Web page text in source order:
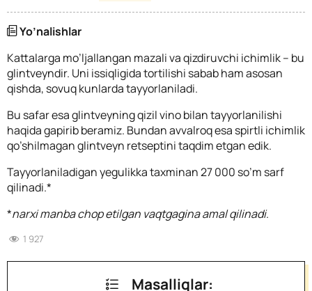
Yo’nalishlar
Kattalarga mo’ljallangan mazali va qizdiruvchi ichimlik – bu
glintveyndir. Uni issiqligida tortilishi sabab ham asosan
qishda, sovuq kunlarda tayyorlaniladi.
Bu safar esa glintveyning qizil vino bilan tayyorlanilishi
haqida gapirib beramiz. Bundan avvalroq esa spirtli ichimlik
qo’shilmagan glintveyn retseptini taqdim etgan edik.
Tayyorlaniladigan yegulikka taxminan 27 000 so’m sarf
qilinadi.*
*narxi manba chop etilgan vaqtgagina amal qilinadi.
1 927
Masalliqlar: